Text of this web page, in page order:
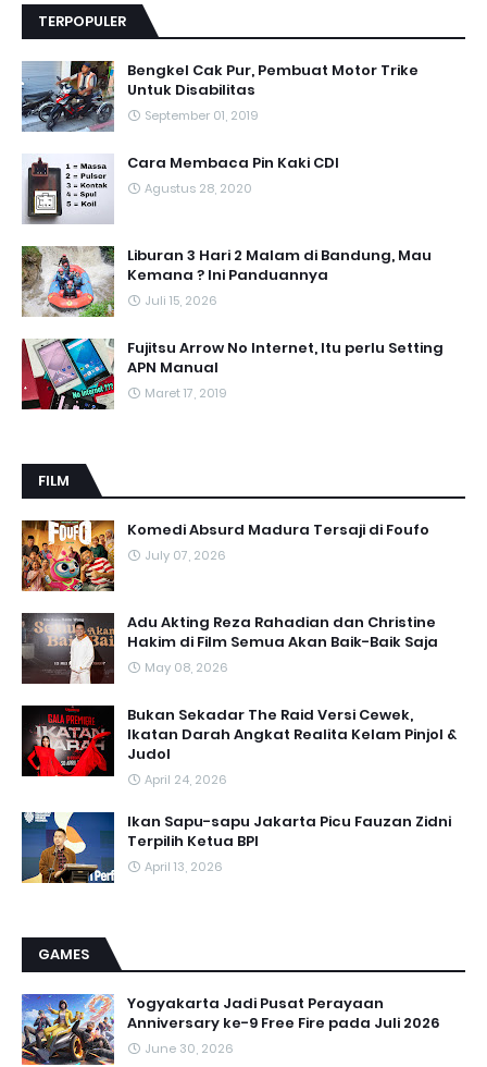
TERPOPULER
Bengkel Cak Pur, Pembuat Motor Trike
Untuk Disabilitas
September 01, 2019
Cara Membaca Pin Kaki CDI
Agustus 28, 2020
Liburan 3 Hari 2 Malam di Bandung, Mau
Kemana ? Ini Panduannya
Juli 15, 2026
Fujitsu Arrow No Internet, Itu perlu Setting
APN Manual
Maret 17, 2019
FILM
Komedi Absurd Madura Tersaji di Foufo
July 07, 2026
Adu Akting Reza Rahadian dan Christine
Hakim di Film Semua Akan Baik-Baik Saja
May 08, 2026
Bukan Sekadar The Raid Versi Cewek,
Ikatan Darah Angkat Realita Kelam Pinjol &
Judol
April 24, 2026
Ikan Sapu-sapu Jakarta Picu Fauzan Zidni
Terpilih Ketua BPI
April 13, 2026
GAMES
Yogyakarta Jadi Pusat Perayaan
Anniversary ke-9 Free Fire pada Juli 2026
June 30, 2026